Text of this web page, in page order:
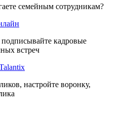
семейным сотрудникам?
кадровые
встреч
настройте воронку,